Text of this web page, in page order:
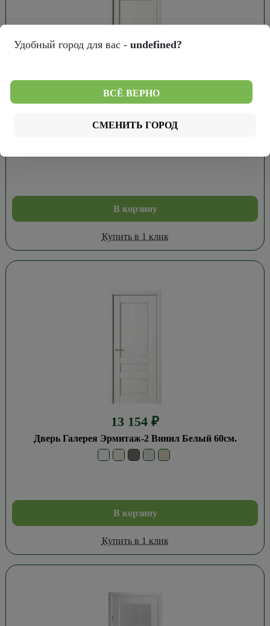
В корзину
Купить в 1 клик
13 154 ₽
Дверь Галерея Эрмитаж-2 Винил Белый 60см.
В корзину
Купить в 1 клик
Удобный город для вас - undefined?
ВСЁ ВЕРНО
СМЕНИТЬ ГОРОД